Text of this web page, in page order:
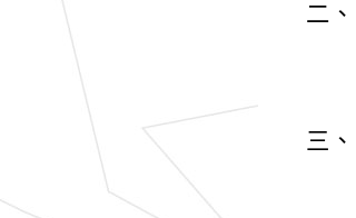
二、
三、